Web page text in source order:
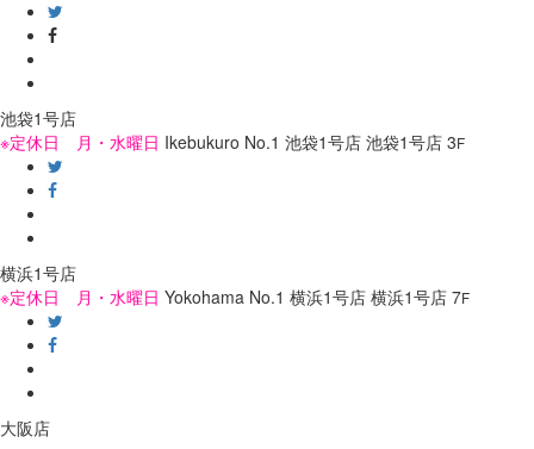
池袋1号店
※定休日 月・水曜日 Ikebukuro No.1 池袋1号店 池袋1号店 3F
横浜1号店
※定休日 月・水曜日 Yokohama No.1 横浜1号店 横浜1号店 7F
大阪店